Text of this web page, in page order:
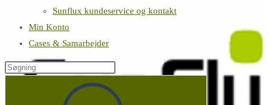
Sunflux kundeservice og kontakt
Min Konto
Cases & Samarbejder
Søg